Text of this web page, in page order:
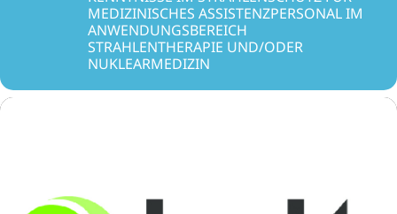
MEDIZINISCHES ASSISTENZPERSONAL IM
ANWENDUNGSBEREICH
STRAHLENTHERAPIE UND/ODER
NUKLEARMEDIZIN